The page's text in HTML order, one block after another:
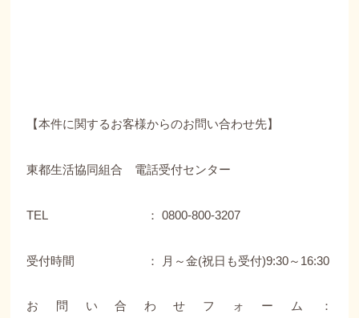
【本件に関するお客様からのお問い合わせ先】
東都生活協同組合 電話受付センター
TEL ： 0800-800-3207
受付時間 ： 月～金(祝日も受付)9:30～16:30
お問い合わせフォーム：